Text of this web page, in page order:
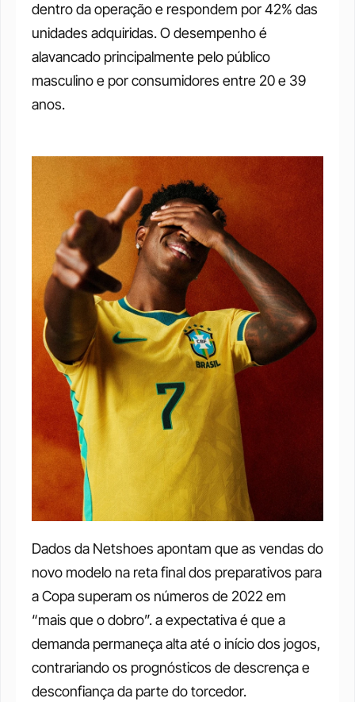
dentro da operação e respondem por 42% das
unidades adquiridas. O desempenho é
alavancado principalmente pelo público
masculino e por consumidores entre 20 e 39
anos.
Dados da Netshoes apontam que as vendas do
novo modelo na reta final dos preparativos para
a Copa superam os números de 2022 em
“mais que o dobro”. a expectativa é que a
demanda permaneça alta até o início dos jogos,
contrariando os prognósticos de descrença e
desconfiança da parte do torcedor.